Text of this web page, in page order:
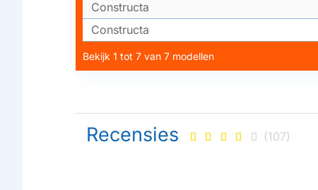
Constructa
Constructa
Bekijk 1 tot 7 van 7 modellen
Recensies (107)